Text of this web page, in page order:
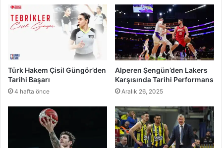
Türk Hakem Çisil Güngör’den
Tarihi Başarı
4 hafta önce
Alperen Şengün’den Lakers
Karşısında Tarihi Performans
Aralık 26, 2025